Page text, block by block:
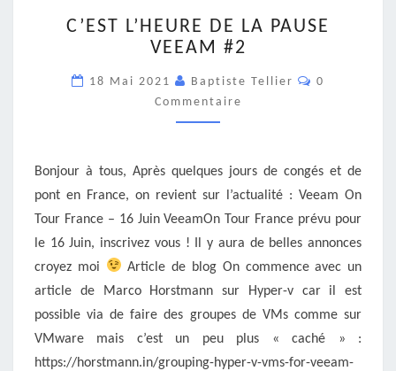
L’HEURE
DE
PAUSE
VEEAM
#2
C’EST L’HEURE DE LA PAUSE
VEEAM #2
18 Mai 2021 Baptiste Tellier
0
Commentaire
Bonjour à tous, Après quelques jours de congés et de
pont en France, on revient sur l’actualité : Veeam On
Tour France – 16 Juin VeeamOn Tour France prévu pour
le 16 Juin, inscrivez vous ! Il y aura de belles annonces
croyez moi
Article de blog On commence avec un
article de Marco Horstmann sur Hyper-v car il est
possible via de faire des groupes de VMs comme sur
VMware mais c’est un peu plus « caché » :
https://horstmann.in/grouping-hyper-v-vms-for-veeam-